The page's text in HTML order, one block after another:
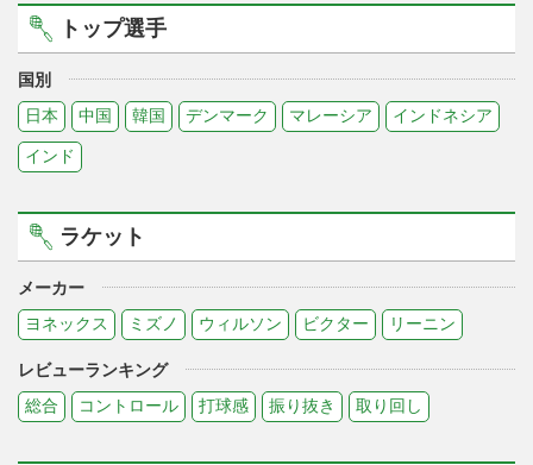
トップ選手
国別
日本
中国 韓国 デンマーク マレーシア インドネシア
インド
ラケット
メーカー
ヨネックス
ミズノ ウィルソン ビクター リーニン
レビューランキング
総合
コントロール 打球感 振り抜き 取り回し